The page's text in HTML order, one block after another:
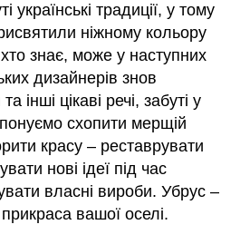
українські традиції, у тому
ніжному кольору
знає, може у наступних
дизайнерів знов
інші цікаві речі, забуті у
схопити мерщій
красу – реставрувати
нові ідеї під час
власні вироби. Убрус –
вашої оселі.